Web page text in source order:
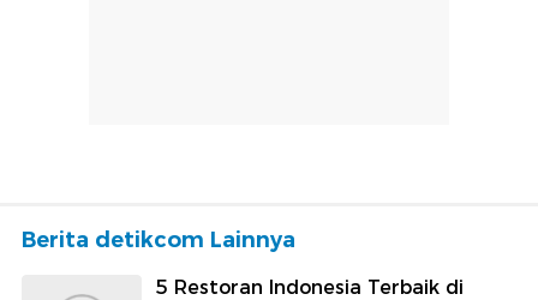
Berita detikcom Lainnya
5 Restoran Indonesia Terbaik di